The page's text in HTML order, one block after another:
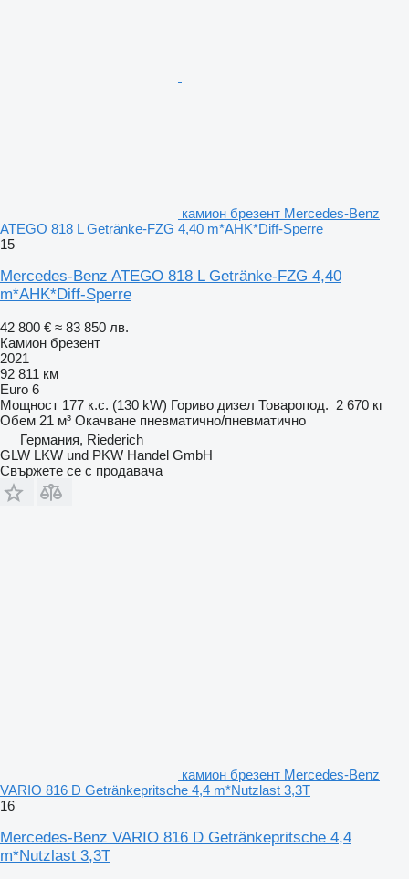
камион брезент Mercedes-Benz
ATEGO 818 L Getränke-FZG 4,40 m*AHK*Diff-Sperre
15
Mercedes-Benz ATEGO 818 L Getränke-FZG 4,40
m*AHK*Diff-Sperre
42 800 € ≈ 83 850 лв.
Камион брезент
2021
92 811 км
Euro 6
Мощност 177 к.с. (130 kW) Гориво дизел Товаропод. 2 670 кг
Обем 21 м³ Окачване пневматично/пневматично
Германия, Riederich
GLW LKW und PKW Handel GmbH
Свържете се с продавача
камион брезент Mercedes-Benz
VARIO 816 D Getränkepritsche 4,4 m*Nutzlast 3,3T
16
Mercedes-Benz VARIO 816 D Getränkepritsche 4,4
m*Nutzlast 3,3T